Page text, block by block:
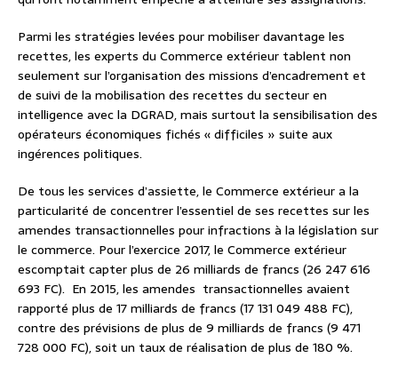
Parmi les stratégies levées pour mobiliser davantage les
recettes, les experts du Commerce extérieur tablent non
seulement sur l’organisation des missions d’encadrement et
de suivi de la mobilisation des recettes du secteur en
intelligence avec la DGRAD, mais surtout la sensibilisation des
opérateurs économiques fichés « difficiles » suite aux
ingérences politiques.
De tous les services d’assiette, le Commerce extérieur a la
particularité de concentrer l’essentiel de ses recettes sur les
amendes transactionnelles pour infractions à la législation sur
le commerce. Pour l’exercice 2017, le Commerce extérieur
escomptait capter plus de 26 milliards de francs (26 247 616
693 FC). En 2015, les amendes transactionnelles avaient
rapporté plus de 17 milliards de francs (17 131 049 488 FC),
contre des prévisions de plus de 9 milliards de francs (9 471
728 000 FC), soit un taux de réalisation de plus de 180 %.